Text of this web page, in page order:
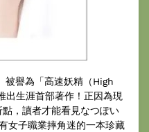
被譽為「高速妖精（High
出生涯首部著作！正因為現
，讀者才能看見なつぽい
女子職業摔角迷的一本珍藏